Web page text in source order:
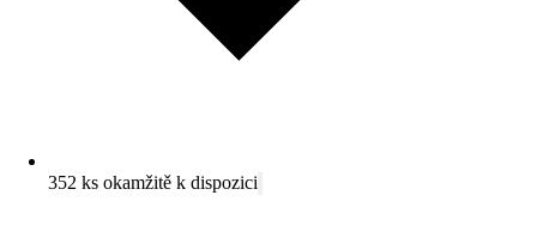
352 ks okamžitě k dispozici